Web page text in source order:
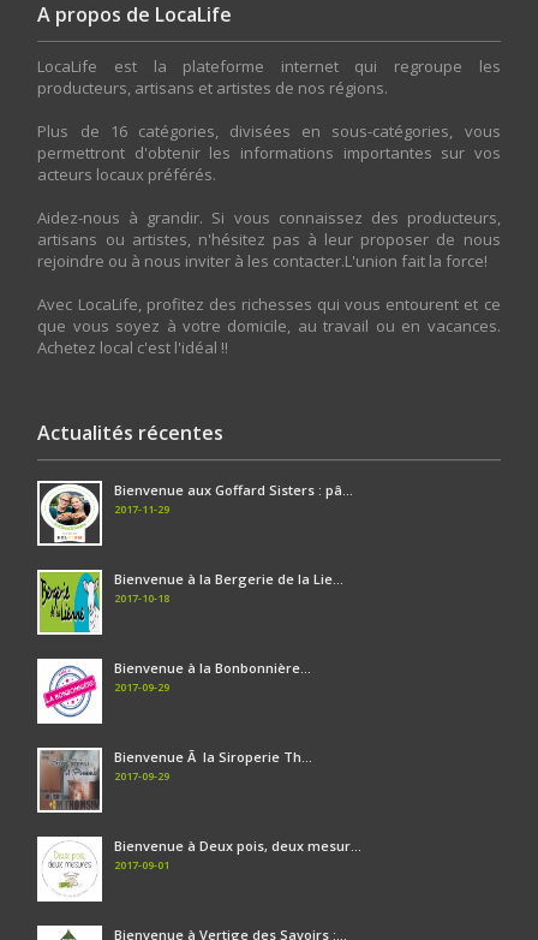
A propos de LocaLife
LocaLife est la plateforme internet qui regroupe les
producteurs, artisans et artistes de nos régions.
Plus de 16 catégories, divisées en sous-catégories, vous
permettront d'obtenir les informations importantes sur vos
acteurs locaux préférés.
Aidez-nous à grandir. Si vous connaissez des producteurs,
artisans ou artistes, n'hésitez pas à leur proposer de nous
rejoindre ou à nous inviter à les contacter.L'union fait la force!
Avec LocaLife, profitez des richesses qui vous entourent et ce
que vous soyez à votre domicile, au travail ou en vacances.
Achetez local c'est l'idéal !!
Actualités récentes
Bienvenue aux Goffard Sisters : pâ...
2017-11-29
Bienvenue à la Bergerie de la Lie...
2017-10-18
Bienvenue à la Bonbonnière...
2017-09-29
Bienvenue Ã la Siroperie Th...
2017-09-29
Bienvenue à Deux pois, deux mesur...
2017-09-01
Bienvenue à Vertige des Savoirs :...